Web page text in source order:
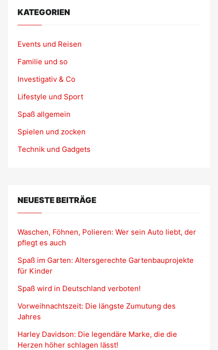
KATEGORIEN
Events und Reisen
Familie und so
Investigativ & Co
Lifestyle und Sport
Spaß allgemein
Spielen und zocken
Technik und Gadgets
NEUESTE BEITRÄGE
Waschen, Föhnen, Polieren: Wer sein Auto liebt, der
pflegt es auch
Spaß im Garten: Altersgerechte Gartenbauprojekte
für Kinder
Spaß wird in Deutschland verboten!
Vorweihnachtszeit: Die längste Zumutung des
Jahres
Harley Davidson: Die legendäre Marke, die die
Herzen höher schlagen lässt!